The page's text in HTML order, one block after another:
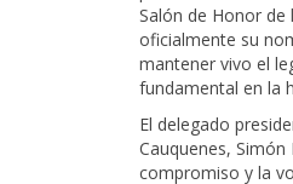
Salón de Honor de
oficialmente su
mantener vivo el
fundamental en la
El delegado
Cauquenes, Simón
compromiso y la